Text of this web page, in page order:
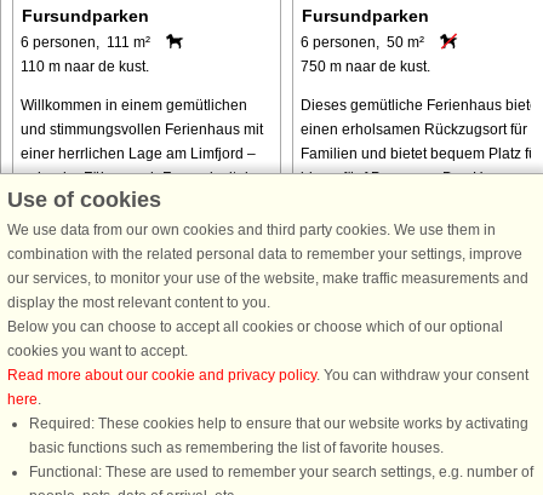
Fursundparken
6 personen, 111 m²
110 m naar de kust.
Willkommen in einem gemütlichen
und stimmungsvollen Ferienhaus mit
einer herrlichen Lage am Limfjord –
nahe der Fähre nach Fur und mit dem
Wasser als natürlichem Teil Ihres
Urlaubserlebnisses. Hier erwartet ...
van € 778
Fursundparken
6 personen, 50 m²
750 m naar de kust.
Dieses gemütliche Ferienhaus bietet
einen erholsamen Rückzugsort für
Familien und bietet bequem Platz für
bis zu fünf Personen. Das Haus
einen Anbau mit einem Doppelbett,
van € 404
Use of cookies
We use data from our own cookies and third party cookies. We use them in
combination with the related personal data to remember your settings, improve
our services, to monitor your use of the website, make traffic measurements and
display the most relevant content to you.
Below you can choose to accept all cookies or choose which of our optional
cookies you want to accept.
Read more about our cookie and privacy policy. You can withdraw your consent
here.
Required: These cookies help to ensure that our website works by activating
basic functions such as remembering the list of favorite houses.
Functional: These are used to remember your search settings, e.g. number of